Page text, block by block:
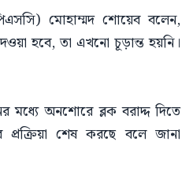
মোহাম্মদ শোয়েব বলেন,
হবে, তা এখনো চূড়ান্ত হয়নি।
মধ্যে অনশোরে ব্লক বরাদ্দ দিতে
প্রক্রিয়া শেষ করছে বলে জানা